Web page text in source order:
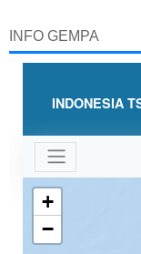
INFO GEMPA